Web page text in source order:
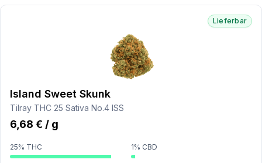
Lieferbar
Island Sweet Skunk
Tilray THC 25 Sativa No.4 ISS
6,68 € / g
25% THC 1% CBD